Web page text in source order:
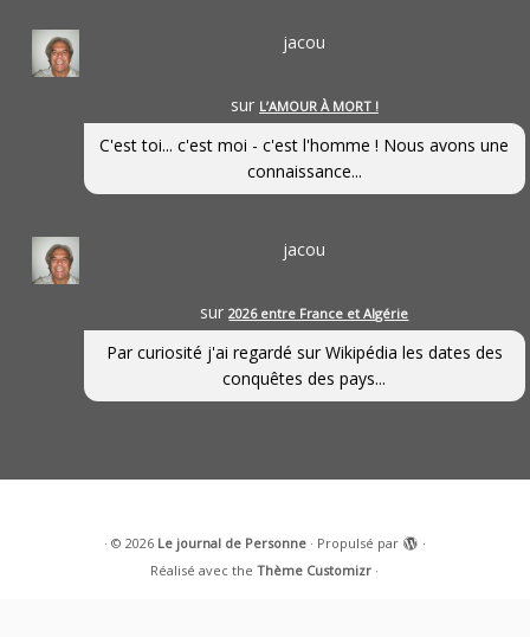
jacou
sur L’AMOUR À MORT !
C'est toi... c'est moi - c'est l'homme ! Nous avons une
connaissance...
jacou
sur2026 entre France et Algérie
Par curiosité j'ai regardé sur Wikipédia les dates des
conquêtes des pays...
· © 2026 Le journal de Personne· Propulsé par
·
Réalisé avec theThème Customizr ·